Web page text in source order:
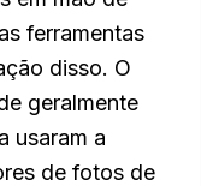
ferramentas
disso. O
geralmente
usaram a
de fotos de